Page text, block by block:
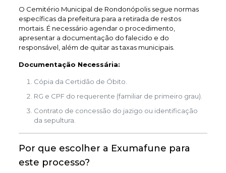
O Cemitério Municipal de Rondonópolis segue normas
específicas da prefeitura para a retirada de restos
mortais. É necessário agendar o procedimento,
apresentar a documentação do falecido e do
responsável, além de quitar as taxas municipais.
Documentação Necessária:
Cópia da Certidão de Óbito.
RG e CPF do requerente (familiar de primeiro grau).
Contrato de concessão do jazigo ou identificação
da sepultura.
Por que escolher a Exumafune para
este processo?